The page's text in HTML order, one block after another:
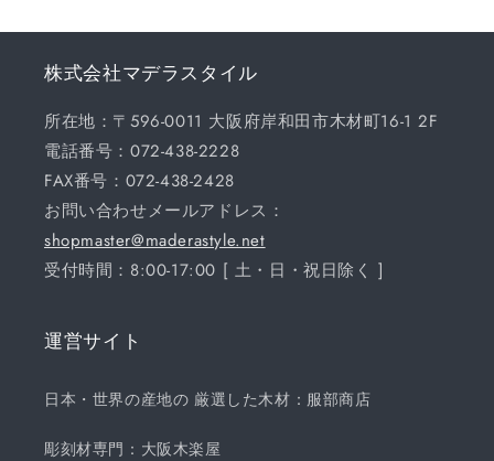
株式会社マデラスタイル
所在地：〒596-0011 大阪府岸和田市木材町16-1 2F
電話番号：072-438-2228
FAX番号：072-438-2428
お問い合わせメールアドレス：
shopmaster@maderastyle.net
受付時間：8:00-17:00 [ 土・日・祝日除く ]
運営サイト
日本・世界の産地の 厳選した木材：服部商店
彫刻材専門：大阪木楽屋